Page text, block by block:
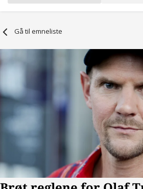
Gå til emneliste